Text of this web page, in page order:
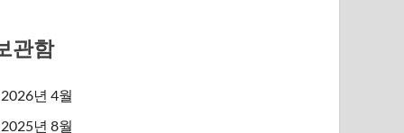
관함
2026년 4월
2025년 8월